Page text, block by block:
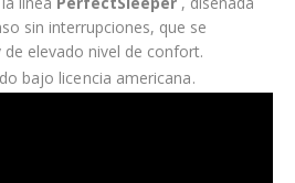
sin interrupciones, que se
elevado nivel de confort.
bajo licencia americana.